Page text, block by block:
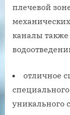
плечевой
каналы также
отличное
уникального